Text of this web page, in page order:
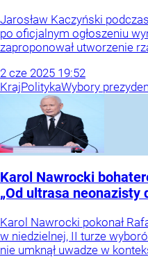
Jarosław Kaczyński
po oficjalnym ogłoszeniu
zaproponował utworzenie
2 cze 2025 19:52
KrajPolitykaWybory
Karol Nawrocki
„Od ultrasa neonazisty
Karol Nawrocki pokonał
w niedzielnej, II turze
nie umknął uwadze w